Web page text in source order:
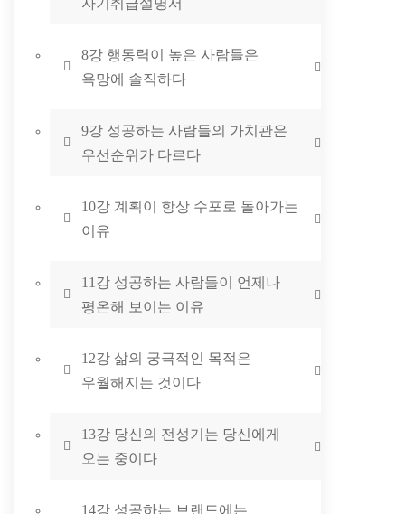
자기취급설명서
8강 행동력이 높은 사람들은
욕망에 솔직하다
9강 성공하는 사람들의 가치관은
우선순위가 다르다
10강 계획이 항상 수포로 돌아가는
이유
11강 성공하는 사람들이 언제나
평온해 보이는 이유
12강 삶의 궁극적인 목적은
우월해지는 것이다
13강 당신의 전성기는 당신에게
오는 중이다
14강 성공하는 브랜드에는